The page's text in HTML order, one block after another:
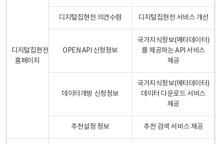
디지털집현전
홈페이지
디지털집현전 의견수렴 디지털집현전 서비스 개선
OPEN API 신청정보
국가지식정보(메타데이터)
를 제공하는 API 서비스
제공
데이터개방 신청정보
국가지식정보(메타데이터)
데이터 다운로드 서비스
제공
추천설정 정보 추천 검색 서비스 제공